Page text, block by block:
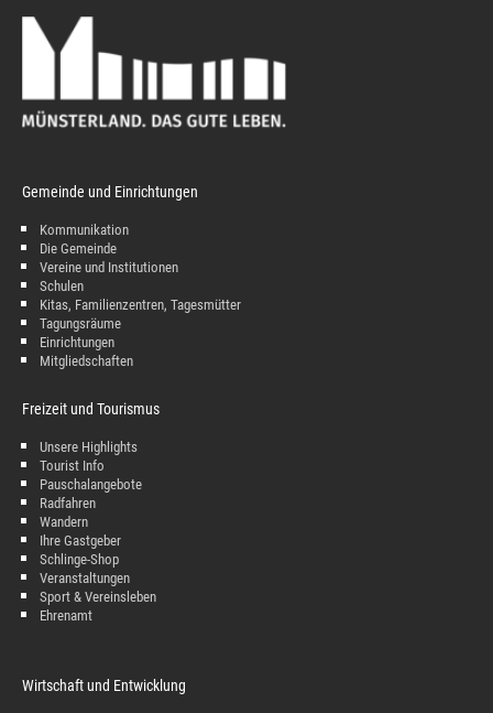
Gemeinde und Einrichtungen
Kommunikation
Die Gemeinde
Vereine und Institutionen
Schulen
Kitas, Familienzentren, Tagesmütter
Tagungsräume
Einrichtungen
Mitgliedschaften
Freizeit und Tourismus
Unsere Highlights
Tourist Info
Pauschalangebote
Radfahren
Wandern
Ihre Gastgeber
Schlinge-Shop
Veranstaltungen
Sport & Vereinsleben
Ehrenamt
Wirtschaft und Entwicklung